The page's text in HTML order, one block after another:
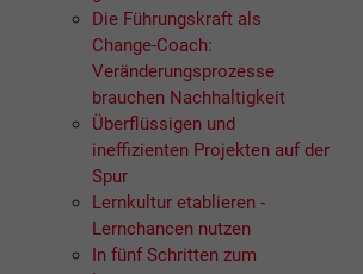
Die Führungskraft als
Change-Coach:
Veränderungsprozesse
brauchen Nachhaltigkeit
Überflüssigen und
ineffizienten Projekten auf der
Spur
Lernkultur etablieren -
Lernchancen nutzen
In fünf Schritten zum